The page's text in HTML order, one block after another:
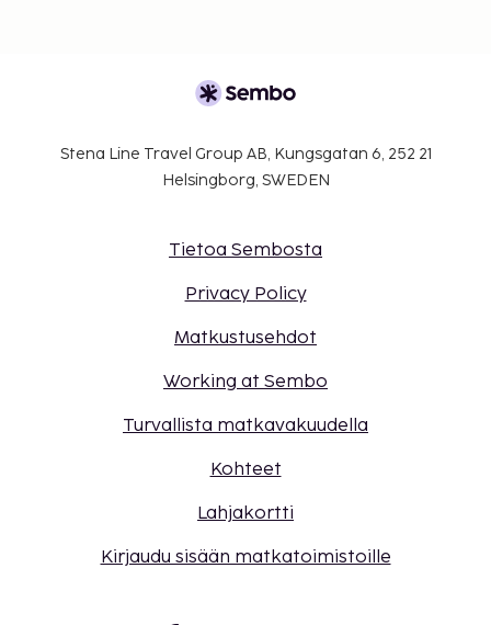
Stena Line Travel Group AB, Kungsgatan 6, 252 21
Helsingborg, SWEDEN
Tietoa Sembosta
Privacy Policy
Matkustusehdot
Working at Sembo
Turvallista matkavakuudella
Kohteet
Lahjakortti
Kirjaudu sisään matkatoimistoille